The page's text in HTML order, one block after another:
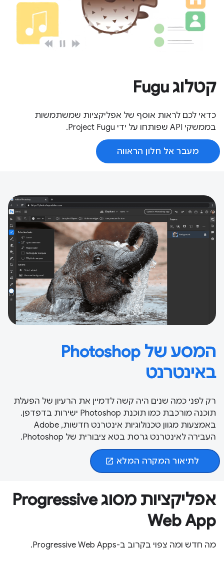
קטלוג Fugu
כדאי לכם לראות אוסף של אפליקציות שמשתמשות
בממשקי API שפותחו על ידי Project Fugu.
מעבר אל חלון הראווה
המסע של Photoshop
באינטרנט
רק לפני כמה שנים היה קשה לדמיין את הרעיון של הפעלת
תוכנה מורכבת כמו תוכנת Photoshop ישירות בדפדפן.
באמצעות מגוון טכנולוגיות אינטרנט חדשות, Adobe
העבירה לאינטרנט גרסת בטא ציבורית של Photoshop.
לתיאור המקרה המלא open_in_new
אפליקציות מסוג Progressive
Web App
מה חדש ומה צפוי בקרוב ב-Progressive Web Apps.